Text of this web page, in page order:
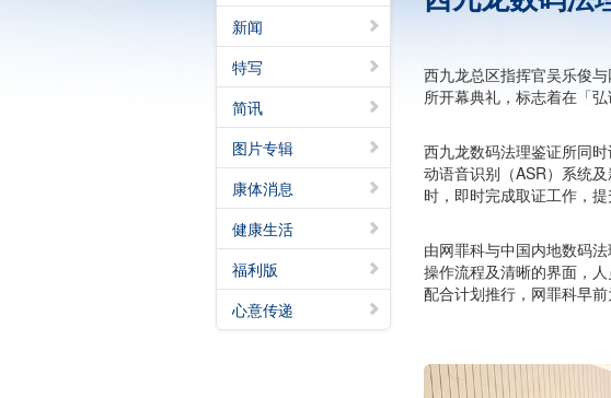
新闻
特写
简讯
图片专辑
康体消息
健康生活
福利版
心意传递
西九龙总区指挥官吴乐俊
所开幕典礼，标志着在「
西九龙数码法理鉴证所同
动语音识别（ASR）系统
时，即时完成取证工作，
由网罪科与中国内地数码
操作流程及清晰的界面，
配合计划推行，网罪科早